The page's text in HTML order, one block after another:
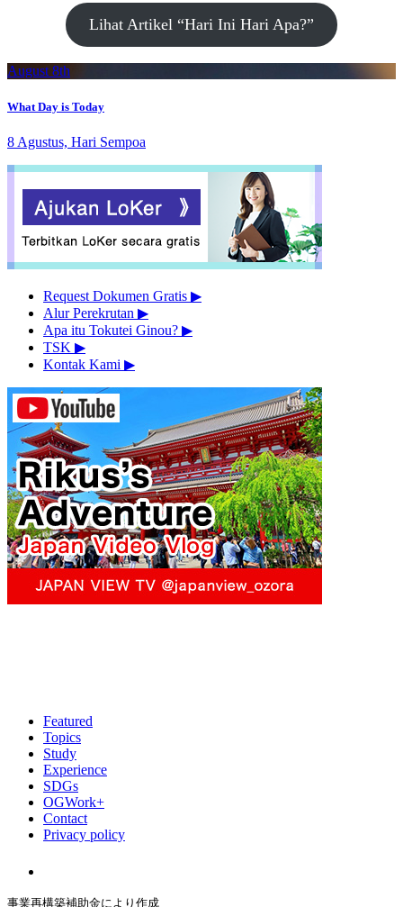
Lihat Artikel “Hari Ini Hari Apa?”
August 8th
What Day is Today
8 Agustus, Hari Sempoa
Request Dokumen Gratis ▶︎
Alur Perekrutan ▶︎
Apa itu Tokutei Ginou? ▶︎
TSK ▶︎
Kontak Kami ▶︎
Featured
Topics
Study
Experience
SDGs
OGWork+
Contact
Privacy policy
事業再構築補助金により作成